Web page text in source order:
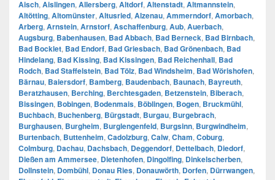
Aisch, Aislingen, Allersberg, Altdorf, Altenstadt, Altmannstein,
Altötting, Altomünster, Altusried, Alzenau, Ammerndorf, Amorbach,
Arberg, Arnstein, Arnstorf, Aschaffenburg, Aub, Auerbach,
Augsburg, Babenhausen, Bad Abbach, Bad Berneck, Bad Birnbach,
Bad Bocklet, Bad Endorf, Bad Griesbach, Bad Grönenbach, Bad
Hindelang, Bad Kissing, Bad Kissingen, Bad Reichenhall, Bad
Rodch, Bad Staffelstein, Bad Tölz, Bad Windsheim, Bad Wörishofen,
Bärnau, Baiersdorf, Bamberg, Baudenbach, Baunach, Bayreuth,
Beratzhausen, Berching, Berchtesgaden, Betzenstein, Biberach,
Bissingen, Bobingen, Bodenmais, Böblingen, Bogen, Bruckmühl,
Buchbach, Buchenberg, Bürgstadt, Burgau, Burgebrach,
Burghausen, Burgheim, Burglengenfeld, Burgsinn, Burgwindheim,
Burtenbach, Buttenheim, Cadolzburg, Calw, Cham, Coburg,
Colmburg, Dachau, Dachsbach, Deggendorf, Dettelbach, Diedorf,
Dießen am Ammersee, Dietenhofen, Dingolfing, Dinkelscherben,
Dollnstein, Dombühl, Donau Ries, Donauwörth, Dorfen, Dürrwangen,